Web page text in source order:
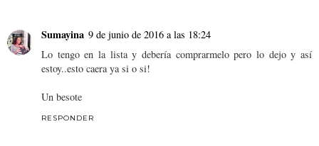
Sumayina 9 de junio de 2016 a las 18:24
Lo tengo en la lista y debería comprarmelo pero lo dejo y así
estoy..esto caera ya si o si!
Un besote
RESPONDER